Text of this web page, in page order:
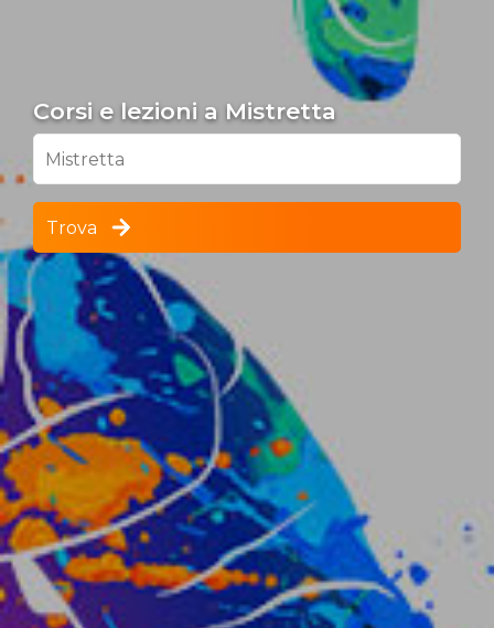
Corsi e lezioni a Mistretta
Mistretta
Trova